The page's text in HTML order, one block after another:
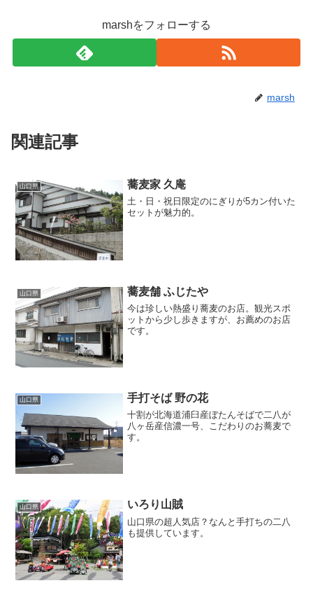
marshをフォローする
marsh
関連記事
山口県 蕎麦家 久庵
土・日・祝日限定のにぎりが5カン付いた
セットが魅力的。
山口県 蕎麦舗 ふじたや
今は珍しい熱盛り蕎麦のお店。観光スポ
ットから少し歩きますが、お薦めのお店
です。
山口県 手打そば 野の花
十割が北海道浦臼産ぼたんそばで二八が
八ヶ岳産信濃一号、こだわりのお蕎麦で
す。
山口県 いろり山賊
山口県の超人気店？なんと手打ちの二八
も提供しています。